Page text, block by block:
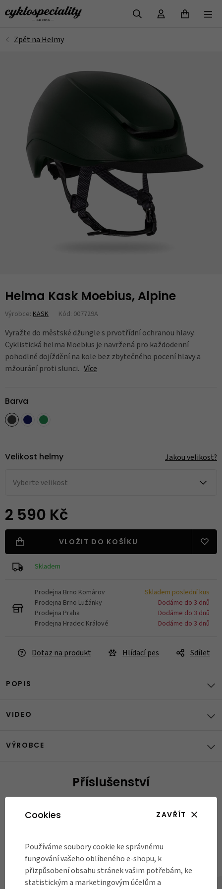
Helma Kask Moebius, Alpine
Výrobce: KASK Kód: 007729A
Vyražte do městské džungle s prvotřídní ochranou hlavy.
Cyklistická helma Moebius je navržená pro každodenní
pohodlné dojíždění na kole bez zbytečného pocení hlavy a
mžourání proti slunci. Více
Barva
Velikost helmy Jakou velikost?
Vyberte velikost
2 590 Kč
VLOŽIT DO KOŠÍKU
Skladem
Prodejna Brno Komárov
Skladem poslední kus
Prodejna Brno Lužánky
Dodáme do 3 dnů
Prodejna Praha
Dodáme do 3 dnů
Prodejna Hradec Králové
Dodáme do 3 dnů
Dotaz na produkt Hlídací pes Sdílet
POPIS
VIDEO
VÝROBCE
Příslušenství
Cookies ZAVŘÍT
Používáme soubory cookie ke správnému
fungování vašeho oblíbeného e-shopu, k
přizpůsobení obsahu stránek vašim potřebám, ke
statistickým a marketingovým účelům a